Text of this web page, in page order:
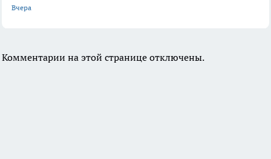
Вчера
Комментарии на этой странице отключены.